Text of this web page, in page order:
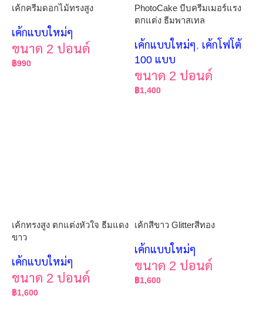
เค้กครีมดอกไม้ทรงสูง
เค้กแบบใหม่ๆ
ขนาด 2 ปอนด์
฿990
PhotoCake บีบครีมเมอร์แรง
ตกแต่ง ธีมพาสเทล
เค้กแบบใหม่ๆ, เค้กโฟโต้
100 แบบ
ขนาด 2 ปอนด์
฿1,400
เค้กทรงสูง ตกแต่งหัวใจ ธีมแดง
ขาว
เค้กแบบใหม่ๆ
ขนาด 2 ปอนด์
฿1,600
เค้กสีขาว Glitterสีทอง
เค้กแบบใหม่ๆ
ขนาด 2 ปอนด์
฿1,600